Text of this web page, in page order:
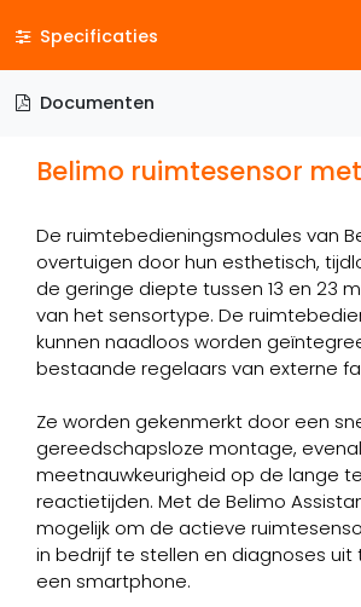
Specificaties
Documenten
Belimo ruimtesensor
De ruimtebedieningsmodules van
overtuigen door hun esthetisch,
de geringe diepte tussen 13 en 23
van het sensortype. De
kunnen naadloos worden
bestaande regelaars van externe
Ze worden gekenmerkt door een
gereedschapsloze montage,
meetnauwkeurigheid op de lange
reactietijden. Met de Belimo
mogelijk om de actieve
in bedrijf te stellen en diagnoses
een smartphone.